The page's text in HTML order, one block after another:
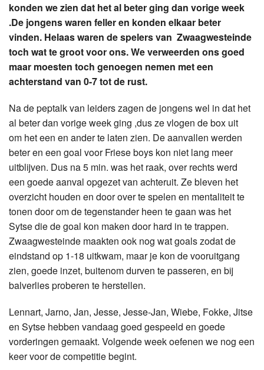
konden we zien dat het al beter ging dan vorige week
.De jongens waren feller en konden elkaar beter
vinden. Helaas waren de spelers van Zwaagwesteinde
toch wat te groot voor ons. We verweerden ons goed
maar moesten toch genoegen nemen met een
achterstand van 0-7 tot de rust.
Na de peptalk van leiders zagen de jongens wel in dat het
al beter dan vorige week ging ,dus ze vlogen de box uit
om het een en ander te laten zien. De aanvallen werden
beter en een goal voor Friese boys kon niet lang meer
uitblijven. Dus na 5 min. was het raak, over rechts werd
een goede aanval opgezet van achteruit. Ze bleven het
overzicht houden en door over te spelen en mentaliteit te
tonen door om de tegenstander heen te gaan was het
Sytse die de goal kon maken door hard in te trappen.
Zwaagwesteinde maakten ook nog wat goals zodat de
eindstand op 1-18 uitkwam, maar je kon de vooruitgang
zien, goede inzet, buitenom durven te passeren, en bij
balverlies proberen te herstellen.
Lennart, Jarno, Jan, Jesse, Jesse-Jan, Wiebe, Fokke, Jitse
en Sytse hebben vandaag goed gespeeld en goede
vorderingen gemaakt. Volgende week oefenen we nog een
keer voor de competitie begint.